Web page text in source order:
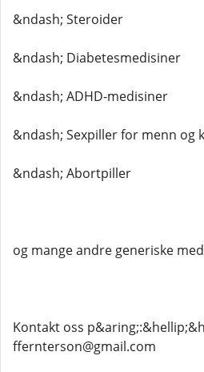
&ndash; Steroider
&ndash; Diabetesmedisiner
&ndash; ADHD-medisiner
&ndash; Sexpiller for menn og
&ndash; Abortpiller
og mange andre generiske
Kontakt oss
ffernterson@gmail.com